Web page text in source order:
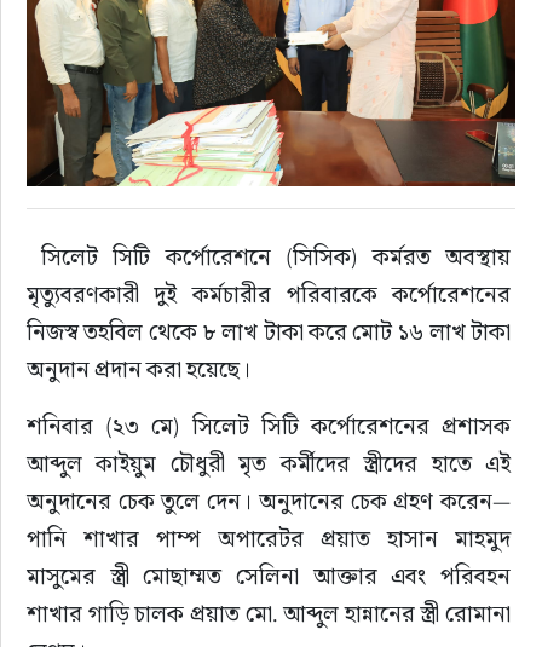
সিলেট সিটি কর্পোরেশনে (সিসিক) কর্মরত অবস্থায়
মৃত্যুবরণকারী দুই কর্মচারীর পরিবারকে কর্পোরেশনের
নিজস্ব তহবিল থেকে ৮ লাখ টাকা করে মোট ১৬ লাখ টাকা
অনুদান প্রদান করা হয়েছে।
শনিবার (২৩ মে) সিলেট সিটি কর্পোরেশনের প্রশাসক
আব্দুল কাইয়ুম চৌধুরী মৃত কর্মীদের স্ত্রীদের হাতে এই
অনুদানের চেক তুলে দেন। অনুদানের চেক গ্রহণ করেন—
পানি শাখার পাম্প অপারেটর প্রয়াত হাসান মাহমুদ
মাসুমের স্ত্রী মোছাম্মত সেলিনা আক্তার এবং পরিবহন
শাখার গাড়ি চালক প্রয়াত মো. আব্দুল হান্নানের স্ত্রী রোমানা